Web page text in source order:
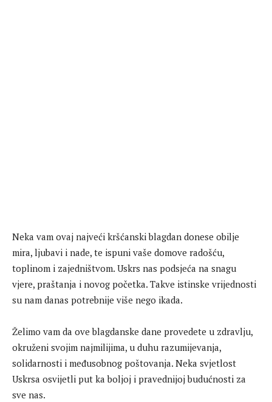
Neka vam ovaj najveći kršćanski blagdan donese obilje
mira, ljubavi i nade, te ispuni vaše domove radošću,
toplinom i zajedništvom. Uskrs nas podsjeća na snagu
vjere, praštanja i novog početka. Takve istinske vrijednosti
su nam danas potrebnije više nego ikada.
Želimo vam da ove blagdanske dane provedete u zdravlju,
okruženi svojim najmilijima, u duhu razumijevanja,
solidarnosti i međusobnog poštovanja. Neka svjetlost
Uskrsa osvijetli put ka boljoj i pravednijoj budućnosti za
sve nas.